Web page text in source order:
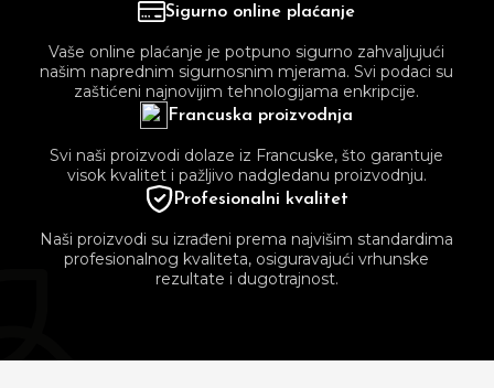
Sigurno online plaćanje
Vaše online plaćanje je potpuno sigurno zahvaljujući
našim naprednim sigurnosnim mjerama. Svi podaci su
zaštićeni najnovijim tehnologijama enkripcije.
Francuska proizvodnja
Svi naši proizvodi dolaze iz Francuske, što garantuje
visok kvalitet i pažljivo nadgledanu proizvodnju.
Profesionalni kvalitet
Naši proizvodi su izrađeni prema najvišim standardima
profesionalnog kvaliteta, osiguravajući vrhunske
rezultate i dugotrajnost.